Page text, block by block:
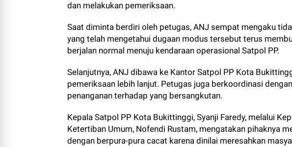
dan melakukan pemeriksaan.
Saat diminta berdiri oleh petugas, ANJ sempat mengaku
yang telah mengetahui dugaan modus tersebut terus
berjalan normal menuju kendaraan operasional Satpol PP.
Selanjutnya, ANJ dibawa ke Kantor Satpol PP Kota
pemeriksaan lebih lanjut. Petugas juga berkoordinasi
penanganan terhadap yang bersangkutan.
Kepala Satpol PP Kota Bukittinggi, Syanji Faredy, melalui
Ketertiban Umum, Nofendi Rustam, mengatakan pihaknya
dengan berpura-pura cacat karena dinilai meresahkan